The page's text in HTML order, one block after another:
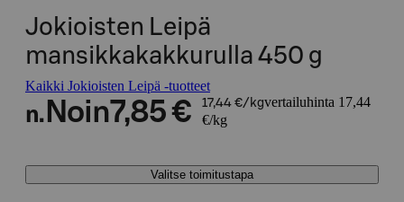
Jokioisten Leipä
mansikkakakkurulla 450 g
Kaikki Jokioisten Leipä -tuotteet
n. Noin7,85 € 17,44 €/kgvertailuhinta 17,44
€/kg
Valitse toimitustapa